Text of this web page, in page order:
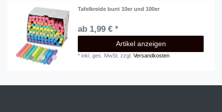
Tafelkreide bunt 10er und 100er
ab 1,99 € *
Artikel anzeigen
*inkl. ges. MwSt. zzgl.Versandkosten